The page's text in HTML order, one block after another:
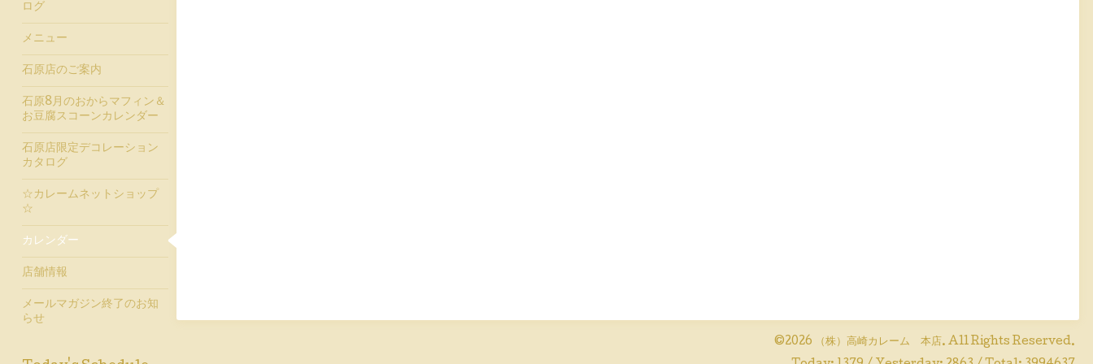
©2026 （株）高崎カレーム 本店. All Rights Reserved.
ログ
メニュー
石原店のご案内
石原8月のおからマフィン＆
お豆腐スコーンカレンダー
石原店限定デコレーション
カタログ
☆カレームネットショップ
☆
カレンダー
店舗情報
メールマガジン終了のお知
らせ